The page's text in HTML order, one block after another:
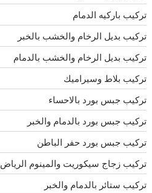
تركيب باركيه الدمام
تركيب بديل الرخام والخشب بالخبر
تركيب بديل الرخام والخشب بالدمام
تركيب بلاط وسيراميك
تركيب جبس بورد بالاحساء
تركيب جبس بورد بالدمام والخبر
تركيب جبس بورد حفر الباطن
تركيب زجاج سيكوريت والمينوم الرياض
تركيب ستائر بالدمام والخبر